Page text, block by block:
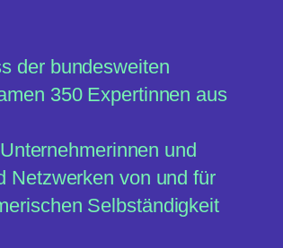
der bundesweiten
350 Expertinnen aus
und
Netzwerken von und für
Selbständigkeit